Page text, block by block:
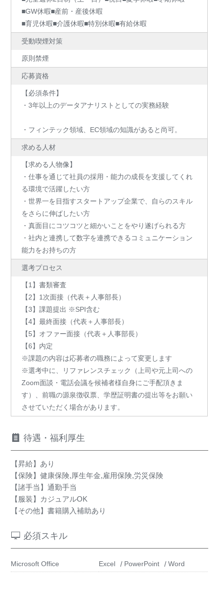
■GW休暇■産前・産後休暇
■育児休暇■介護休暇■特別休暇■有給休暇
受動喫煙対策
原則禁煙
応募資格
【必須条件】
・3年以上のデータアナリストとしての実務経験
・フィンテック領域、EC領域の知識があると尚可。
求める人材
【求める人物像】
・仕事を通じて社員の採用・能力の成長を支援してくれ
る環境で活躍したい方
・世界一を目指すスタートアップ企業で、自らのスキル
をさらに伸ばしたい方
・真面目にコツコツと細かいことをやり遂げられる方
・社内と連携して数字を連携できるコミュニケーション
能力をお持ちの方
選考プロセス
【1】書類審査
【2】1次面接（代表＋人事部長）
【3】課題提出 ※SPI含む
【4】最終面接（代表＋人事部長）
【5】オファー面接（代表＋人事部長）
【6】内定
※課題の内容は応募者の職務によって変更します
※選考中に、リファレンスチェック（上司や元上司への
Zoom面談・電話会議を候補者様自身にご手配頂きま
す）、前職の源泉徴収票、学歴証明書の提出等をお願い
させていただく場合があります。
待遇・福利厚生
【昇給】あり
【保険】健康保険,厚生年金,雇用保険,労災保険
【諸手当】通勤手当
【服装】カジュアルOK
【その他】書籍購入補助あり
必須スキル
Microsoft Office Excel PowerPoint Word